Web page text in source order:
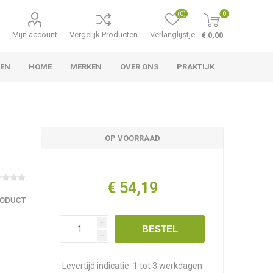
Mijn account Vergelijk Producten Verlanglijstje
(0) 0
€ 0,00
HOME MERKEN OVER ONS PRAKTIJK
OP VOORRAAD
€ 54,19
i
h
BESTEL
Levertijd indicatie: 1 tot 3 werkdagen